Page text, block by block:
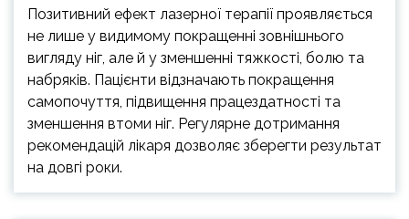
Позитивний ефект лазерної терапії проявляється
не лише у видимому покращенні зовнішнього
вигляду ніг, але й у зменшенні тяжкості, болю та
набряків. Пацієнти відзначають покращення
самопочуття, підвищення працездатності та
зменшення втоми ніг. Регулярне дотримання
рекомендацій лікаря дозволяє зберегти результат
на довгі роки.